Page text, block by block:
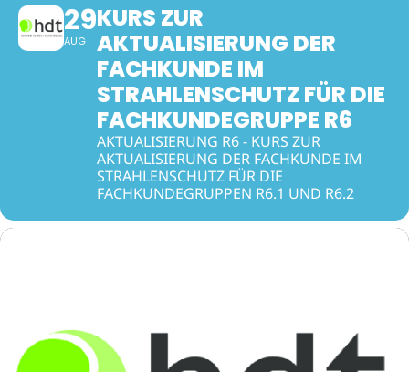
29
AUG
KURS ZUR
AKTUALISIERUNG DER
FACHKUNDE IM
STRAHLENSCHUTZ FÜR DIE
FACHKUNDEGRUPPE R6
AKTUALISIERUNG R6 - KURS ZUR
AKTUALISIERUNG DER FACHKUNDE IM
STRAHLENSCHUTZ FÜR DIE
FACHKUNDEGRUPPEN R6.1 UND R6.2